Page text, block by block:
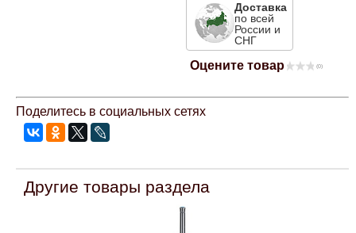
Доставка
по всей
России и
СНГ
Оцените товар (0)
Поделитесь в социальных сетях
Другие товары раздела
Mitsubishi
Opel
Renault